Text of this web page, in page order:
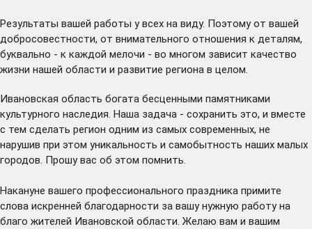
Результаты вашей работы у всех на виду. Поэтому от вашей
добросовестности, от внимательного отношения к деталям,
буквально - к каждой мелочи - во многом зависит качество
жизни нашей области и развитие региона в целом.
Ивановская область богата бесценными памятниками
культурного наследия. Наша задача - сохранить это, и вместе
с тем сделать регион одним из самых современных, не
нарушив при этом уникальность и самобытность наших малых
городов. Прошу вас об этом помнить.
Накануне вашего профессионального праздника примите
слова искренней благодарности за вашу нужную работу на
благо жителей Ивановской области. Желаю вам и вашим